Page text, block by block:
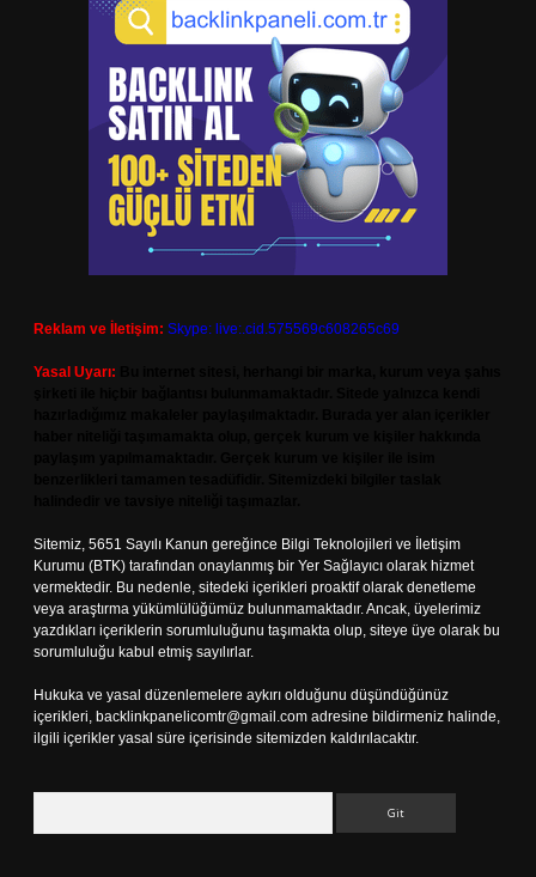
Reklam ve İletişim: Skype: live:.cid.575569c608265c69
Yasal Uyarı:
Sitemiz, 5651 Sayılı Kanun gereğince Bilgi Teknolojileri ve İletişim
Kurumu (BTK) tarafından onaylanmış bir Yer Sağlayıcı olarak hizmet
vermektedir. Bu nedenle, sitedeki içerikleri proaktif olarak denetleme
veya araştırma yükümlülüğümüz bulunmamaktadır. Ancak, üyelerimiz
yazdıkları içeriklerin sorumluluğunu taşımakta olup, siteye üye olarak bu
sorumluluğu kabul etmiş sayılırlar.
Hukuka ve yasal düzenlemelere aykırı olduğunu düşündüğünüz
içerikleri, backlinkpanelicomtr@gmail.com adresine bildirmeniz halinde,
ilgili içerikler yasal süre içerisinde sitemizden kaldırılacaktır.